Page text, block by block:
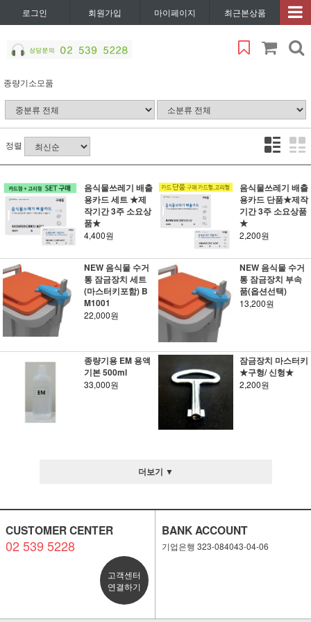
로그인 회원가입 마이페이지 최근본상품
종량기소모품
정렬
음식물쓰레기 배출
용카드 세트 ★제
작기간 3주 소요상
품★
4,400원
음식물쓰레기 배출
용카드 단품★제작
기간 3주 소요상품
★
2,200원
NEW 음식물 수거
통 잠금장치 세트
(마스터키포함) B
M1001
22,000원
NEW 음식물 수거
통 잠금장치 부속
품(옵션선택)
13,200원
종량기용 EM 용액
기본 500ml
33,000원
잠금장치 마스터키
★구형/ 신형★
2,200원
더보기 ▼
CUSTOMER CENTER
02 539 5228
고객센터
연결하기
BANK ACCOUNT
기업은행 323-084043-04-06